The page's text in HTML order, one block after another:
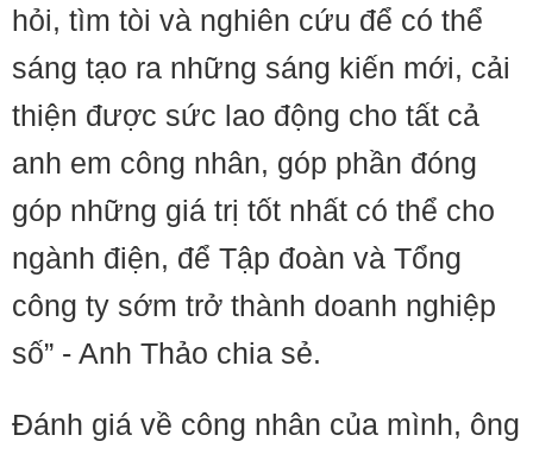
hỏi, tìm tòi và nghiên cứu để có thể
sáng tạo ra những sáng kiến mới, cải
thiện được sức lao động cho tất cả
anh em công nhân, góp phần đóng
góp những giá trị tốt nhất có thể cho
ngành điện, để Tập đoàn và Tổng
công ty sớm trở thành doanh nghiệp
số” - Anh Thảo chia sẻ.
Đánh giá về công nhân của mình, ông